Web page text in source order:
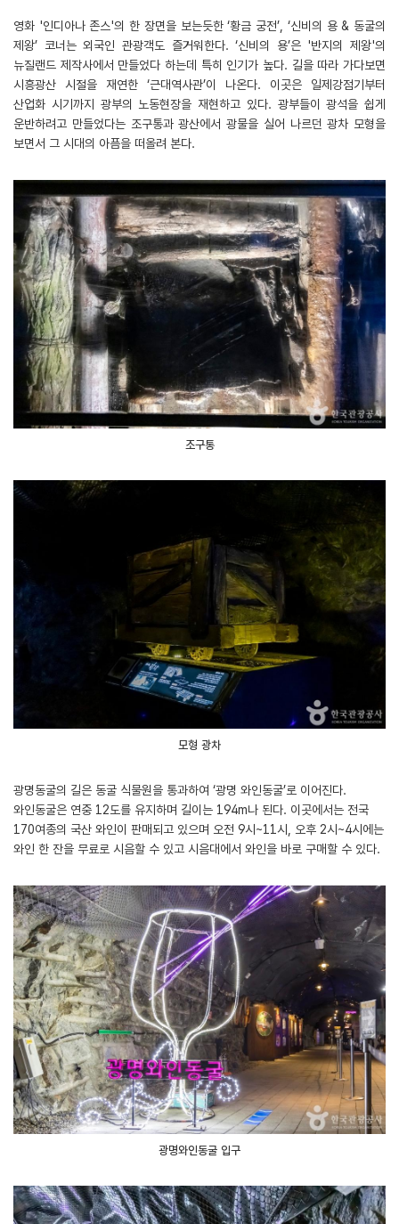
영화 '인디아나 존스'의 한 장면을 보는듯한 ‘황금 궁전’, ‘신비의 용 & 동굴의
제왕’ 코너는 외국인 관광객도 즐거워한다. ‘신비의 용’은 '반지의 제왕'의
뉴질랜드 제작사에서 만들었다 하는데 특히 인기가 높다. 길을 따라 가다보면
시흥광산 시절을 재연한 ‘근대역사관’이 나온다. 이곳은 일제강점기부터
산업화 시기까지 광부의 노동현장을 재현하고 있다. 광부들이 광석을 쉽게
운반하려고 만들었다는 조구통과 광산에서 광물을 실어 나르던 광차 모형을
보면서 그 시대의 아픔을 떠올려 본다.
조구통
모형 광차
광명동굴의 길은 동굴 식물원을 통과하여 ‘광명 와인동굴’로 이어진다.
와인동굴은 연중 12도를 유지하며 길이는 194m나 된다. 이곳에서는 전국
170여종의 국산 와인이 판매되고 있으며 오전 9시~11시, 오후 2시~4시에는
와인 한 잔을 무료로 시음할 수 있고 시음대에서 와인을 바로 구매할 수 있다.
광명와인동굴 입구